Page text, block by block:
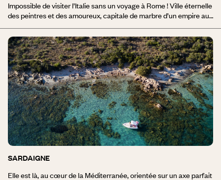
Impossible de visiter l’Italie sans un voyage à Rome ! Ville éternelle
des peintres et des amoureux, capitale de marbre d’un empire aux
humaine, parsemée de parcs et de jardins ombragés, de placettes
aux fontaines joyeuses et aux échoppes volubiles. Autour du mont
Palatin qui vit s’affronter Romulus et Remus, les fameuses sept
collines sont riches de vestiges antiques et il est aisé d’imaginer la
vie tumultueuse du temps des Césars. Un voyage dans les
Abruzzes séduira les amoureux de la nature. Pittoresques villages
médiévaux, lacs d’altitude, pâturages, plages de sable fin, pistes
de ski et patrimoine méconnu en font une destination de choix,
loin des sentiers battus.
SARDAIGNE
Elle est là, au cœur de la Méditerranée, orientée sur un axe parfait